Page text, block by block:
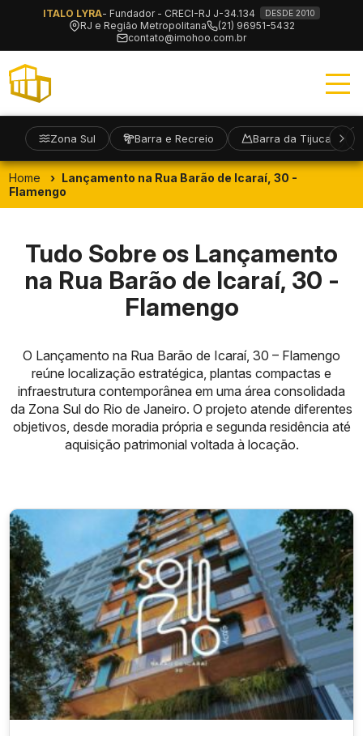
ITALO LYRA- Fundador - CRECI-RJ J-34.134 DESDE 2010
RJ e Região Metropolitana
(21) 96951-5432
contato@imohoo.com.br
Zona Sul Barra e Recreio Barra da Tijuca
Home
Lançamento na Rua Barão de Icaraí, 30 -
Flamengo
Tudo Sobre os Lançamento
na Rua Barão de Icaraí, 30 -
Flamengo
O Lançamento na Rua Barão de Icaraí, 30 – Flamengo
reúne localização estratégica, plantas compactas e
infraestrutura contemporânea em uma área consolidada
da Zona Sul do Rio de Janeiro. O projeto atende diferentes
objetivos, desde moradia própria e segunda residência até
aquisição patrimonial voltada à locação.